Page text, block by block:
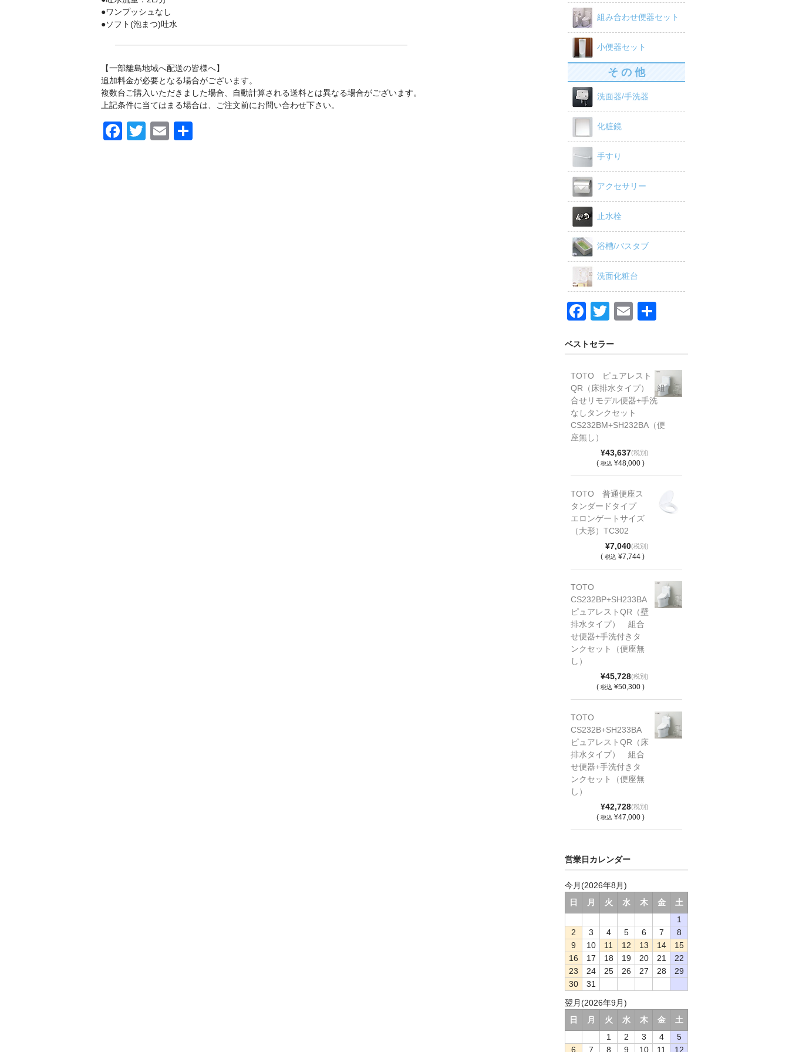
●ワンプッシュなし
●ソフト(泡まつ)吐水
【一部離島地域へ配送の皆様へ】
追加料金が必要となる場合がございます。
複数台ご購入いただきました場合、自動計算される送料とは異なる場合がございます。
上記条件に当てはまる場合は、ご注文前にお問い合わせ下さい。
F
T
E
組み合わせ便器セット
小便器セット
そ の 他
洗面器/手洗器
化粧鏡
手すり
アクセサリー
止水栓
浴槽/バスタブ
洗面化粧台
F
c
e
b
o
o
k
T
tt
er
E
ベストセラー
TOTO ピュアレスト
QR（床排水タイプ） 組
合せリモデル便器+手洗
なしタンクセット
CS232BM+SH232BA（便
座無し）
¥43,637(税別)
( 税込 ¥48,000 )
TOTO 普通便座ス
タンダードタイプ
エロンゲートサイズ
（大形）TC302
¥7,040(税別)
( 税込 ¥7,744 )
TOTO
CS232BP+SH233BA
ピュアレストQR（壁
排水タイプ） 組合
せ便器+手洗付きタ
ンクセット（便座無
し）
¥45,728(税別)
( 税込 ¥50,300 )
TOTO
CS232B+SH233BA
ピュアレストQR（床
排水タイプ） 組合
せ便器+手洗付きタ
ンクセット（便座無
し）
¥42,728(税別)
( 税込 ¥47,000 )
営業日カレンダー
今月(2026年8月)
日
月 火 水 木 金
土
1
2
3 4 5 6 7
8
9
10 11 12 13 14
15
16
17 18 19 20 21
22
23
24 25 26 27 28
29
30
31
翌月(2026年9月)
日
月 火 水 木 金
土
1
2 3 4
5
6
7 8 9 10 11 12